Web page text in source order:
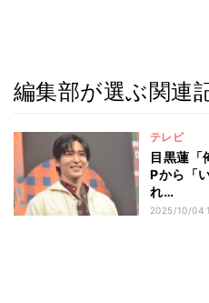
編集部が選ぶ関連
テレビ
目黒蓮「
Pから「
れ…
2025/10/04